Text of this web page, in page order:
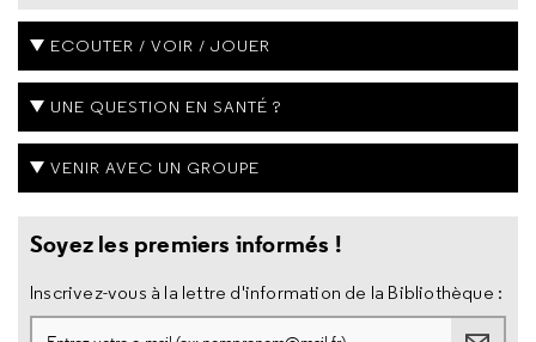
ECOUTER / VOIR / JOUER
UNE QUESTION EN SANTÉ ?
VENIR AVEC UN GROUPE
Soyez les premiers informés !
Inscrivez-vous à la lettre d'information de la Bibliothèque :